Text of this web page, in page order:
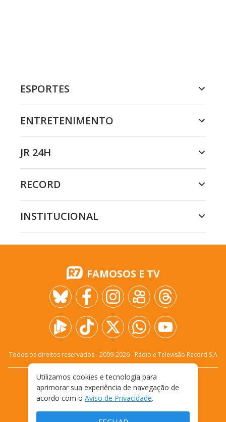
ESPORTES
ENTRETENIMENTO
JR 24H
RECORD
INSTITUCIONAL
FAMOSOS E TV
Todos os direitos reservados - 2009-2026- Rádio e Televisão Record S.A
FALE CONOSCO
PRIVACIDADE
TERMOS E CONDIÇÕES DE USO
Utilizamos cookies e tecnologia para
aprimorar sua experiência de navegação de
acordo com o Aviso de Privacidade.